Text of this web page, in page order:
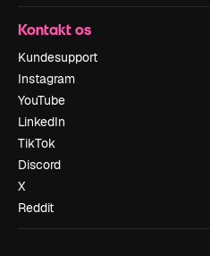
Kontakt os
Kundesupport
Instagram
YouTube
LinkedIn
TikTok
Discord
X
Reddit